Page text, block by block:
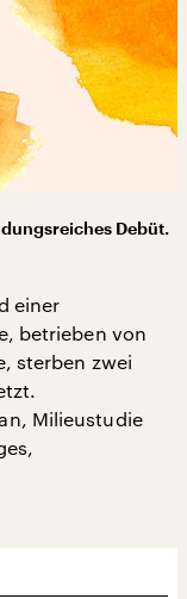
Debüt.
einer
betrieben von
sterben zwei
Milieustudie